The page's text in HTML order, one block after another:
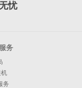
忧
务
机
务